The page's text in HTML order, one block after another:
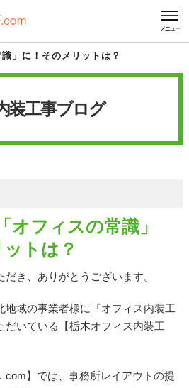
メニュー
」に！そのメリットは？
装工事ブログ
オフィスの常識」
トは？
き、ありがとうございます。
地域の事業者様に『オフィス内装工
だいている【栃木オフィス内装工
com】では、事務所レイアウトの提